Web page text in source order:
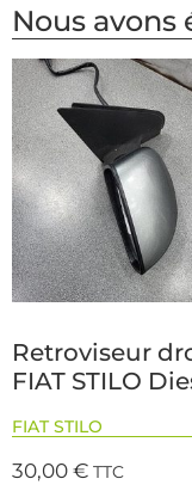
Nous avons
Retroviseur
FIAT STILO
FIAT STILO
30,00€ TTC